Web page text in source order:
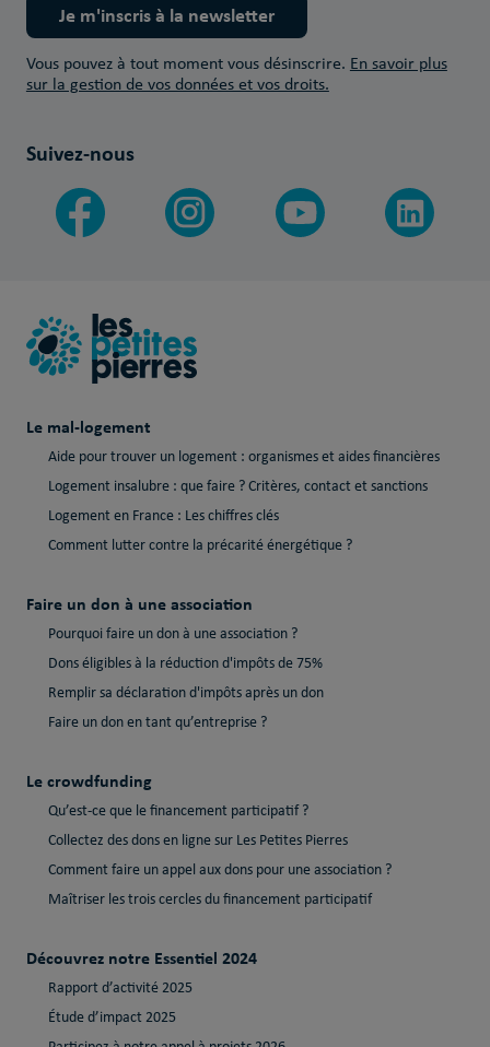
Je m'inscris à la newsletter
Vous pouvez à tout moment vous désinscrire. En savoir plus
sur la gestion de vos données et vos droits.
Suivez-nous
Le mal-logement
Aide pour trouver un logement : organismes et aides financières
Logement insalubre : que faire ? Critères, contact et sanctions
Logement en France : Les chiffres clés
Comment lutter contre la précarité énergétique ?
Faire un don à une association
Pourquoi faire un don à une association ?
Dons éligibles à la réduction d'impôts de 75%
Remplir sa déclaration d'impôts après un don
Faire un don en tant qu’entreprise ?
Le crowdfunding
Qu’est-ce que le financement participatif ?
Collectez des dons en ligne sur Les Petites Pierres
Comment faire un appel aux dons pour une association ?
Maîtriser les trois cercles du financement participatif
Découvrez notre Essentiel 2024
Rapport d’activité 2025
Étude d’impact 2025